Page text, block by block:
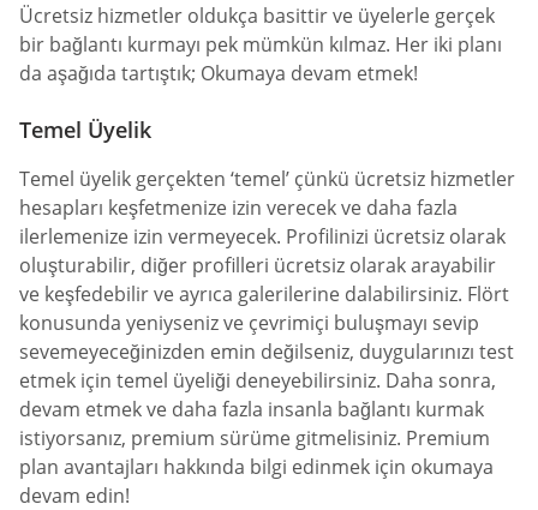
Ücretsiz hizmetler oldukça basittir ve üyelerle gerçek
bir bağlantı kurmayı pek mümkün kılmaz. Her iki planı
da aşağıda tartıştık; Okumaya devam etmek!
Temel Üyelik
Temel üyelik gerçekten ‘temel’ çünkü ücretsiz hizmetler
hesapları keşfetmenize izin verecek ve daha fazla
ilerlemenize izin vermeyecek. Profilinizi ücretsiz olarak
oluşturabilir, diğer profilleri ücretsiz olarak arayabilir
ve keşfedebilir ve ayrıca galerilerine dalabilirsiniz. Flört
konusunda yeniyseniz ve çevrimiçi buluşmayı sevip
sevemeyeceğinizden emin değilseniz, duygularınızı test
etmek için temel üyeliği deneyebilirsiniz. Daha sonra,
devam etmek ve daha fazla insanla bağlantı kurmak
istiyorsanız, premium sürüme gitmelisiniz. Premium
plan avantajları hakkında bilgi edinmek için okumaya
devam edin!